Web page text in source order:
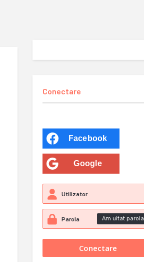
Conectare
Facebook
Google
Am uitat parola